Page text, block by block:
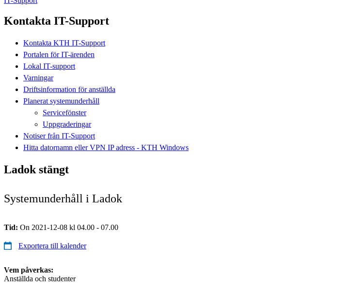
Kontakta IT-Support
Kontakta KTH IT-Support
Portalen för IT-ärenden
Lokal IT-support
Varningar
Driftsinformation för anställda
Planerat systemunderhåll
Servicefönster
Uppgraderingar
Notiser från IT-Support
Hitta datornamn eller VPN IP adress - KTH Windows
Ladok stängt
Systemunderhåll i Ladok
Tid: On 2021-12-08 kl 04.00 - 07.00
Exportera till kalender
Vem påverkas:
Anställda och studenter